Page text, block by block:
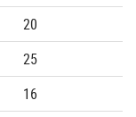
20
25
16